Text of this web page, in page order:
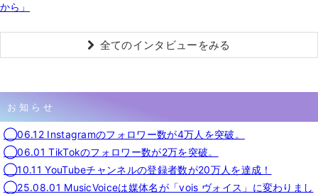
から」
全てのインタビューをみる
お知らせ
◯06.12 Instagramのフォロワー数が4万人を突破。
◯06.01 TikTokのフォロワー数が2万を突破。
◯10.11 YouTubeチャンネルの登録者数が20万人を達成！
◯25.08.01 MusicVoiceは媒体名が「vois ヴォイス」に変わりまし